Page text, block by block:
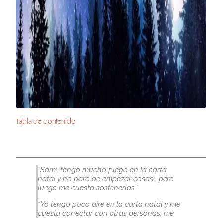
Tabla de contenido
“Sami, tengo mucho fuego en la carta
natal y no paro de empezar cosas… pero
luego me cuesta sostenerlas.”
“Yo tengo poco aire en la carta natal y me
cuesta conectar con otras personas, me